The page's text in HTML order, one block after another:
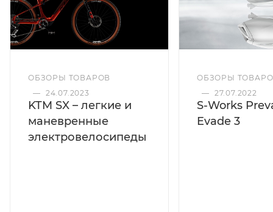
ОБЗОРЫ ТОВАРОВ
— 24.07.2023
KTM SX – легкие и
маневренные
электровелосипеды
ОБЗОРЫ
— 27.07.2022
S-Works
Evade 3